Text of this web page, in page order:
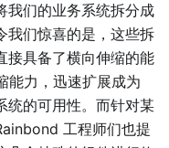
我们的业务系统拆分成
我们惊喜的是，这些拆
接具备了横向伸缩的能
能力，迅速扩展成为
统的可用性。而针对某
工程师们也提